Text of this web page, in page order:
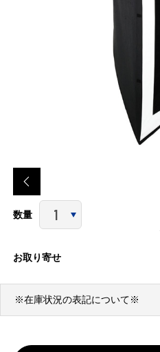
数量
お取り寄せ
※在庫状況の表記について※